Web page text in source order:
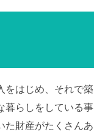
をはじめ、それで
暮らしをしている
た財産がたくさん